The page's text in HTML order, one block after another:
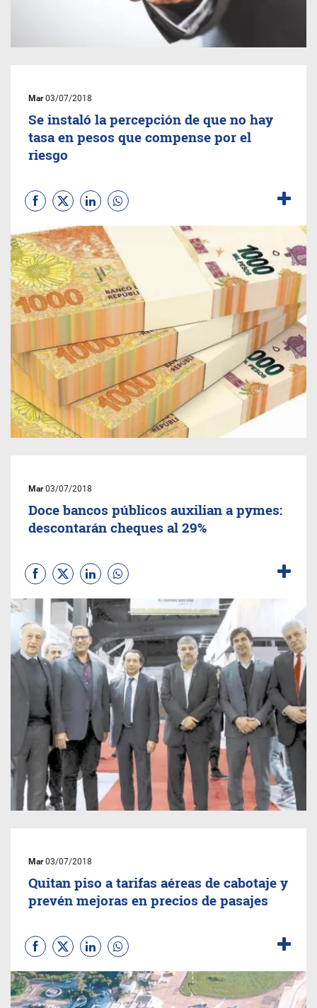
Mar03/07/2018
Se instaló la percepción de que no hay
tasa en pesos que compense por el
riesgo
Mar03/07/2018
Doce bancos públicos auxilian a pymes:
descontarán cheques al 29%
Mar03/07/2018
Quitan piso a tarifas aéreas de cabotaje y
prevén mejoras en precios de pasajes